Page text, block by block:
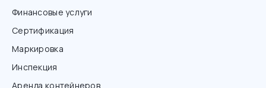
Финансовые услуги
Сертификация
Маркировка
Инспекция
Аренда контейнеров